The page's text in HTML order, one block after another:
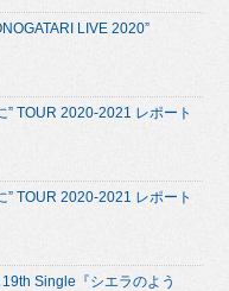
LIVE 2020”
” TOUR 2020-2021 レポート
” TOUR 2020-2021 レポート
Single『シエラのよう